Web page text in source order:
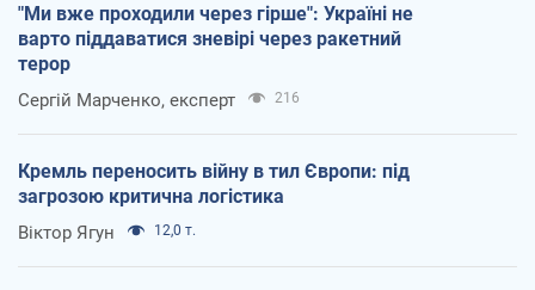
"Ми вже проходили через гірше": Україні не
варто піддаватися зневірі через ракетний
терор
Сергій Марченко, експерт 216
Кремль переносить війну в тил Європи: під
загрозою критична логістика
Віктор Ягун 12,0 т.